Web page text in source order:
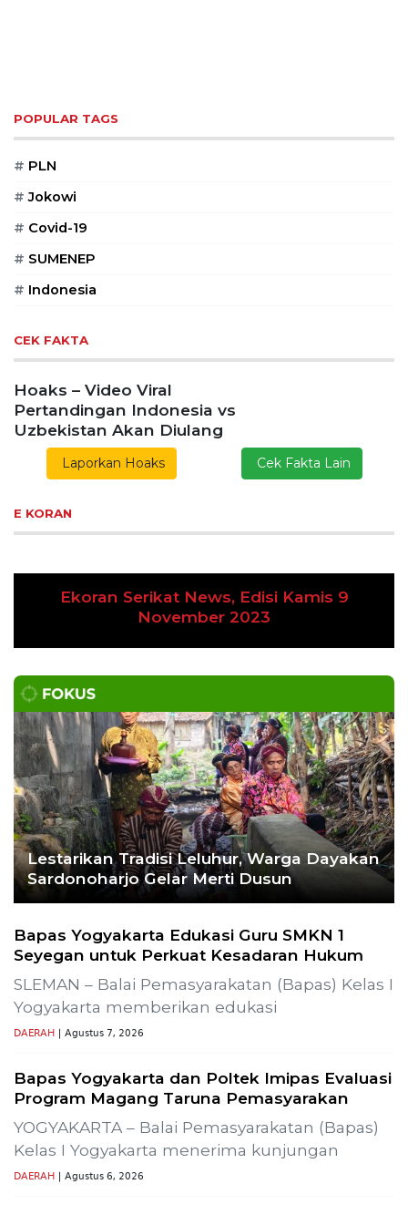
POPULAR TAGS
# PLN
# Jokowi
# Covid-19
# SUMENEP
# Indonesia
CEK FAKTA
Hoaks – Video Viral
Pertandingan Indonesia vs
Uzbekistan Akan Diulang
Laporkan Hoaks Cek Fakta Lain
E KORAN
Ekoran Serikat News, Edisi Kamis 9
November 2023
Lestarikan Tradisi Leluhur, Warga Dayakan
Sardonoharjo Gelar Merti Dusun
Bapas Yogyakarta Edukasi Guru SMKN 1
Seyegan untuk Perkuat Kesadaran Hukum
SLEMAN – Balai Pemasyarakatan (Bapas) Kelas I
Yogyakarta memberikan edukasi
DAERAH | Agustus 7, 2026
Bapas Yogyakarta dan Poltek Imipas Evaluasi
Program Magang Taruna Pemasyarakan
YOGYAKARTA – Balai Pemasyarakatan (Bapas)
Kelas I Yogyakarta menerima kunjungan
DAERAH | Agustus 6, 2026